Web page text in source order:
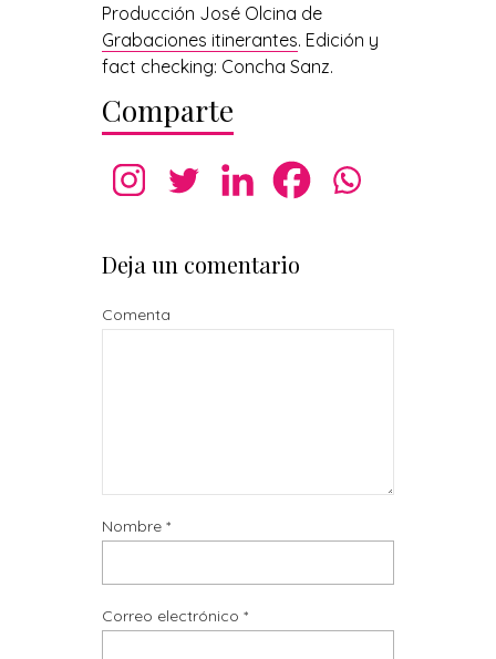
Producción José Olcina de
Grabaciones itinerantes. Edición y
fact checking: Concha Sanz.
Comparte
Deja un comentario
Comenta
Nombre *
Correo electrónico *